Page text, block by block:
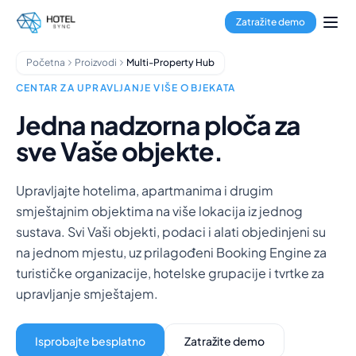
Prijeđi na glavni sadržaj
Rezervacijski sustav
Channel Manager
Obrada plaćanja
Multi-Property Hub
Aplikacija za domaćinstvo
Hoteli
Apart-hoteli
Apartmani
Menadžeri objekata
O nama
Integracije
Često postavljana pitanja
Blog
Partnerstva
HotelSync EDU
Zatražite demo
Početna Proizvodi Multi-Property Hub
CENTAR ZA UPRAVLJANJE VIŠE OBJEKATA
Jedna nadzorna ploča za
sve Vaše objekte.
Upravljajte hotelima, apartmanima i drugim
smještajnim objektima na više lokacija iz jednog
sustava. Svi Vaši objekti, podaci i alati objedinjeni su
na jednom mjestu, uz prilagođeni Booking Engine za
turističke organizacije, hotelske grupacije i tvrtke za
upravljanje smještajem.
Isprobajte besplatno Zatražite demo